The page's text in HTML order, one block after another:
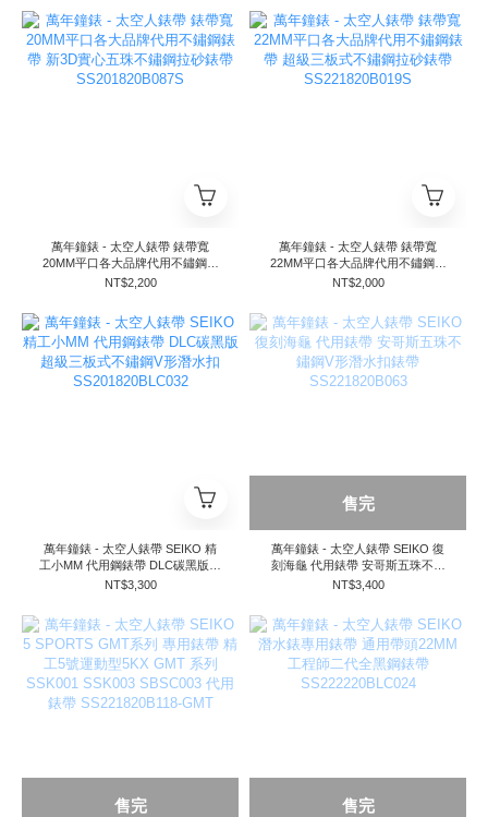
萬年鐘錶 - 太空人錶帶 錶帶寬
20MM平口各大品牌代用不鏽鋼錶
NT$2,200
萬年鐘錶 - 太空人錶帶 錶帶寬
22MM平口各大品牌代用不鏽鋼錶
NT$2,000
萬年鐘錶 - 太空人錶帶 SEIKO 精
工小MM 代用鋼錶帶 DLC碳黑版超
級三板式不鏽鋼V形潛水扣
NT$3,300
售完
萬年鐘錶 - 太空人錶帶 SEIKO 復
刻海龜 代用錶帶 安哥斯五珠不鏽
鋼V形潛水扣錶帶 SS221820B063
NT$3,400
售完 售完